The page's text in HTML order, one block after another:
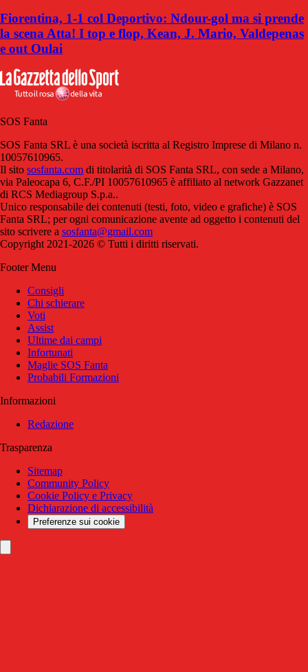
Fiorentina, 1-1 col Deportivo: Ndour-gol ma si prende
la scena Atta! I top e flop, Kean, J. Mario, Valdepenas
e out Oulai
SOS Fanta
SOS Fanta SRL è una società iscritta al Registro Imprese di Milano n.
10057610965.
Il sito sosfanta.com di titolarità di SOS Fanta SRL, con sede a Milano,
via Paleocapa 6, C.F./PI 10057610965 è affiliato al network Gazzanet
di RCS Mediagroup S.p.a..
Unico responsabile dei contenuti (testi, foto, video e grafiche) è SOS
Fanta SRL; per ogni comunicazione avente ad oggetto i contenuti del
sito scrivere a sosfanta@gmail.com
Copyright 2021-2026 © Tutti i diritti riservati.
Footer Menu
Consigli
Chi schierare
Voti
Assist
Ultime dai campi
Infortunati
Maglie SOS Fanta
Probabili Formazioni
Informazioni
Redazione
Trasparenza
Sitemap
Community Policy
Cookie Policy e Privacy
Dichiarazione di accessibilità
Preferenze sui cookie